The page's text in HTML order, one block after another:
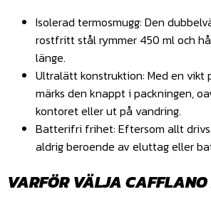
Isolerad termosmugg: Den
rostfritt stål rymmer 450 ml och
länge.
Ultralätt konstruktion: Med en vikt
märks den knappt i packningen,
kontoret eller ut på vandring.
Batterifri frihet: Eftersom allt
aldrig beroende av eluttag eller
VARFÖR VÄLJA